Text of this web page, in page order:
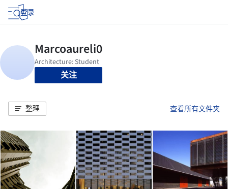
登录
关注
整理 查看所有文件夹